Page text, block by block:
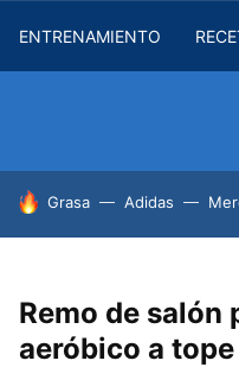
ENTRENAMIENTO
HOY SE HABLA DE
Grasa Adidas
Remo de salón
aeróbico a tope